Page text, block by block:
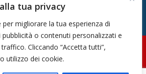
tua privacy
migliorare la tua esperienza di
o contenuti personalizzati e
Cliccando “Accetta tutti”,
utilizzo dei cookie.